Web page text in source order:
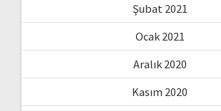
Şubat 2021
Ocak 2021
Aralık 2020
Kasım 2020